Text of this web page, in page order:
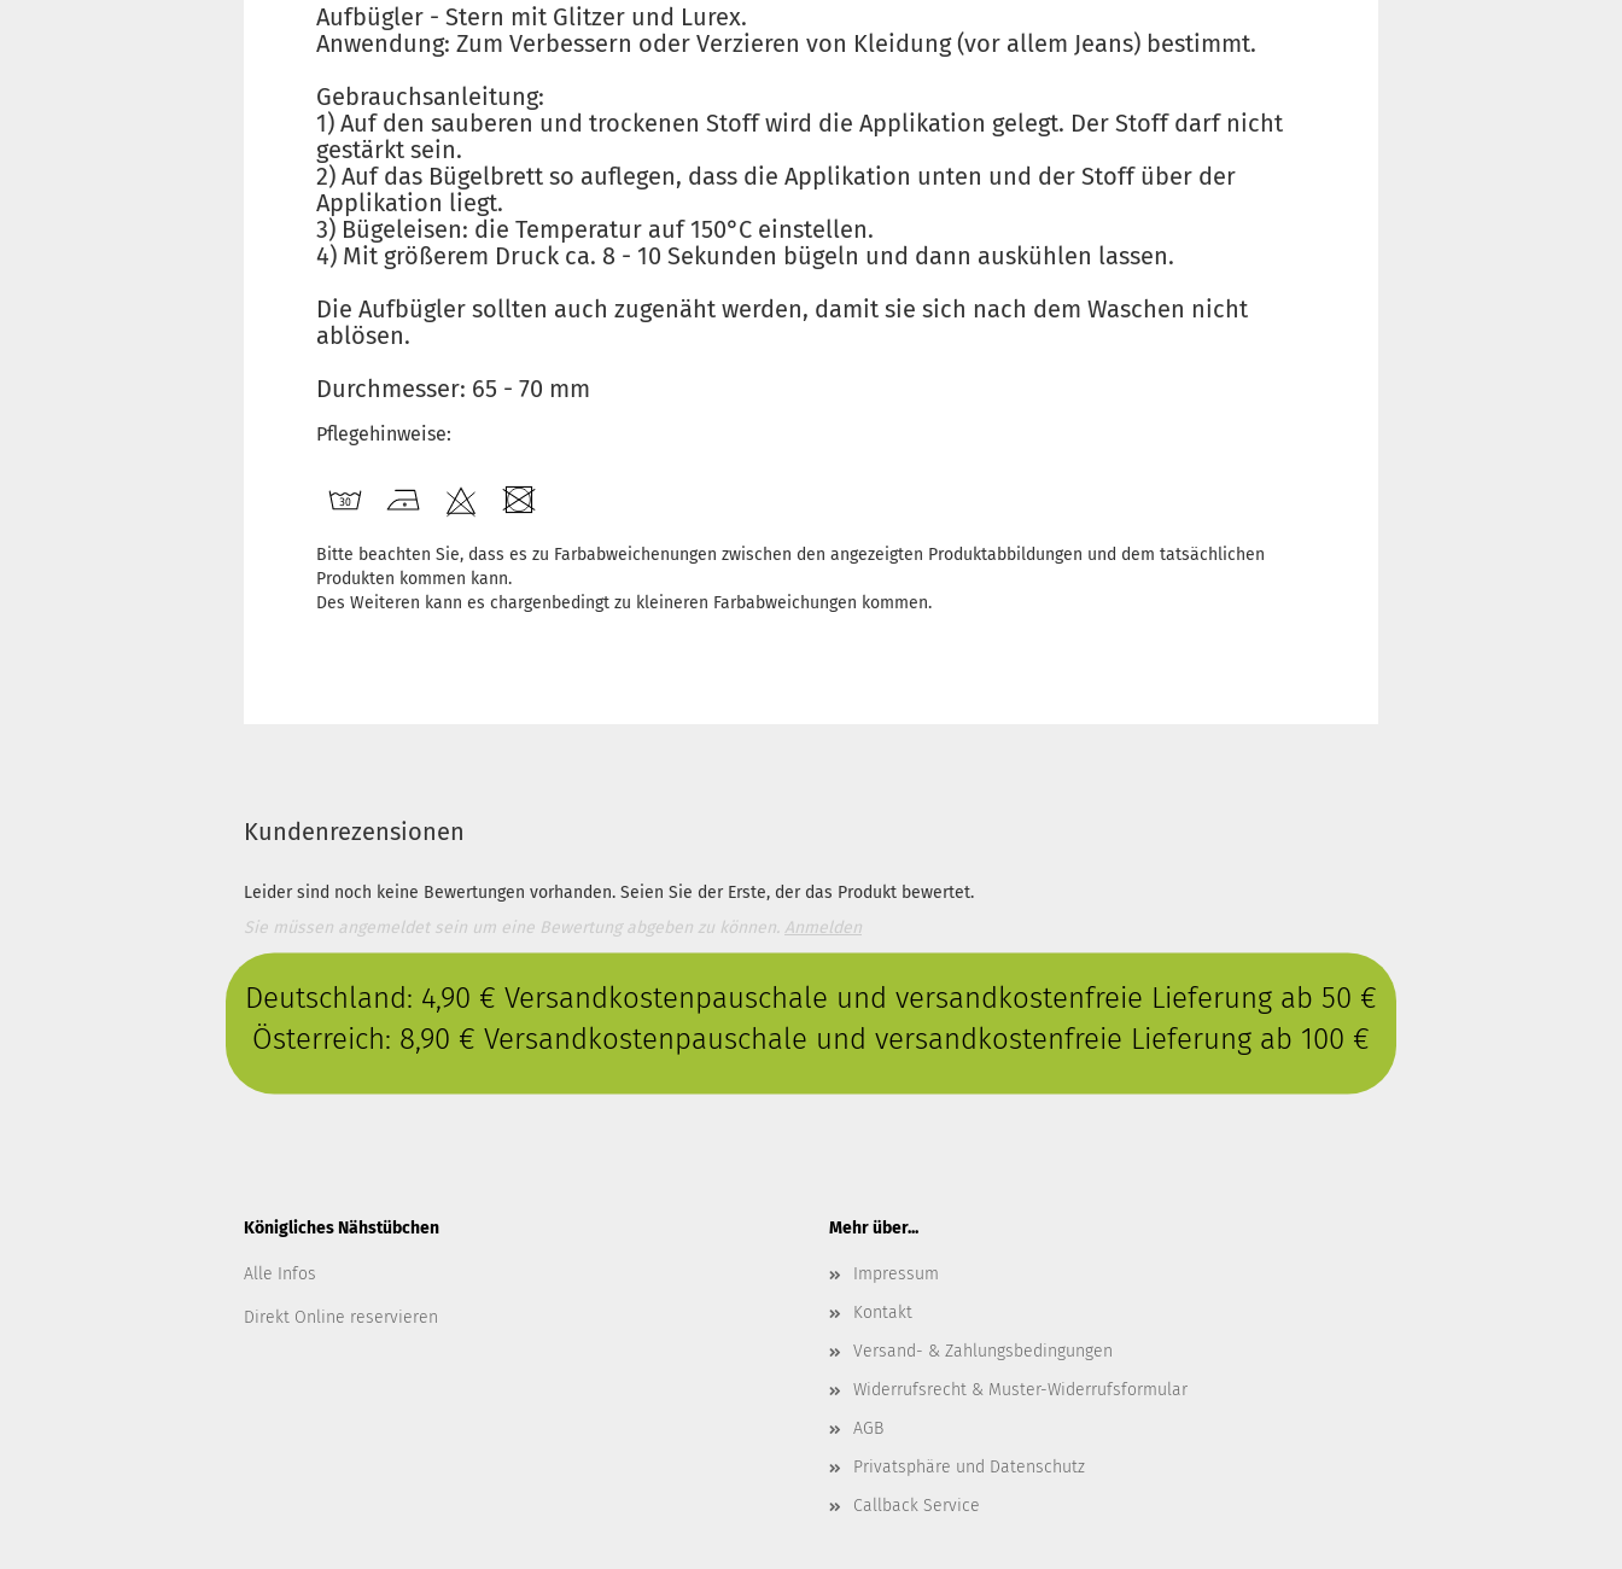
Aufbügler - Stern mit Glitzer und Lurex.
Anwendung: Zum Verbessern oder Verzieren von Kleidung (vor allem Jeans) bestimmt.
Gebrauchsanleitung:
1) Auf den sauberen und trockenen Stoff wird die Applikation gelegt. Der Stoff darf nicht
gestärkt sein.
2) Auf das Bügelbrett so auflegen, dass die Applikation unten und der Stoff über der
Applikation liegt.
3) Bügeleisen: die Temperatur auf 150°C einstellen.
4) Mit größerem Druck ca. 8 - 10 Sekunden bügeln und dann auskühlen lassen.
Die Aufbügler sollten auch zugenäht werden, damit sie sich nach dem Waschen nicht
ablösen.
Durchmesser: 65 - 70 mm
Pflegehinweise:
Bitte beachten Sie, dass es zu Farbabweichenungen zwischen den angezeigten Produktabbildungen und dem tatsächlichen
Produkten kommen kann.
Des Weiteren kann es chargenbedingt zu kleineren Farbabweichungen kommen.
Kundenrezensionen
Leider sind noch keine Bewertungen vorhanden. Seien Sie der Erste, der das Produkt bewertet.
Sie müssen angemeldet sein um eine Bewertung abgeben zu können. Anmelden
Deutschland: 4,90 € Versandkostenpauschale und versandkostenfreie Lieferung ab 50 €
Österreich: 8,90 € Versandkostenpauschale und versandkostenfreie Lieferung ab 100 €
Königliches Nähstübchen
Alle Infos
Direkt Online reservieren
Mehr über...
Impressum
Kontakt
Versand- & Zahlungsbedingungen
Widerrufsrecht & Muster-Widerrufsformular
AGB
Privatsphäre und Datenschutz
Callback Service